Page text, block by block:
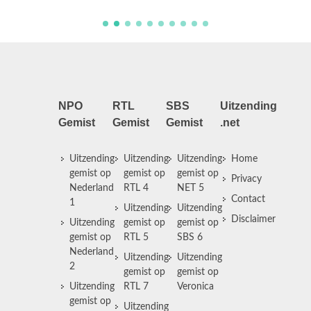
NPO
Gemist
Uitzending
gemist op
Nederland
1
Uitzending
gemist op
Nederland
2
Uitzending
gemist op
RTL
Gemist
Uitzending
gemist op
RTL 4
Uitzending
gemist op
RTL 5
Uitzending
gemist op
RTL 7
Uitzending
SBS
Gemist
Uitzending
gemist op
NET 5
Uitzending
gemist op
SBS 6
Uitzending
gemist op
Veronica
Uitzending
.net
Home
Privacy
Contact
Disclaimer